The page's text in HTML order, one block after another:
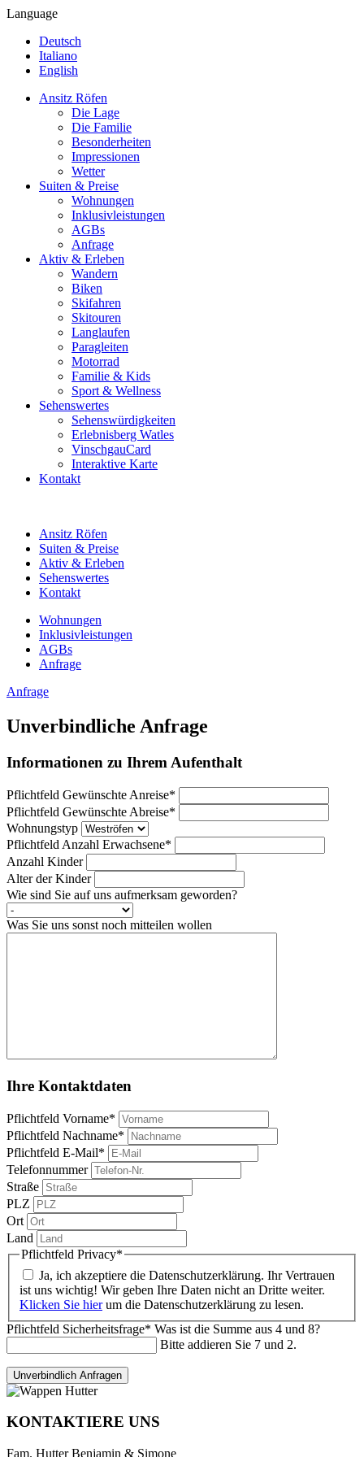
Language
Deutsch
Italiano
English
Ansitz Röfen
Die Lage
Die Familie
Besonderheiten
Impressionen
Wetter
Suiten & Preise
Wohnungen
Inklusivleistungen
AGBs
Anfrage
Aktiv & Erleben
Wandern
Biken
Skifahren
Skitouren
Langlaufen
Paragleiten
Motorrad
Familie & Kids
Sport & Wellness
Sehenswertes
Sehenswürdigkeiten
Erlebnisberg Watles
VinschgauCard
Interaktive Karte
Kontakt
Ansitz Röfen
Suiten & Preise
Aktiv & Erleben
Sehenswertes
Kontakt
Wohnungen
Inklusivleistungen
AGBs
Anfrage
Anfrage
Unverbindliche Anfrage
Informationen zu Ihrem Aufenthalt
Pflichtfeld Gewünschte Anreise*
Pflichtfeld Gewünschte Abreise*
Wohnungstyp
Pflichtfeld Anzahl Erwachsene*
Anzahl Kinder
Alter der Kinder
Wie sind Sie auf uns aufmerksam geworden?
Was Sie uns sonst noch mitteilen wollen
Ihre Kontaktdaten
Pflichtfeld Vorname*
Pflichtfeld Nachname*
Pflichtfeld E-Mail*
Telefonnummer
Straße
PLZ
Ort
Land
Pflichtfeld Privacy*
Ja, ich akzeptiere die Datenschutzerklärung. Ihr Vertrauen
ist uns wichtig! Wir geben Ihre Daten nicht an Dritte weiter.
Klicken Sie hierum die Datenschutzerklärung zu lesen.
Pflichtfeld Sicherheitsfrage* Was ist die Summe aus 4 und 8?
Bitte addieren Sie 7 und 2.
KONTAKTIERE UNS
Fam. Hutter Benjamin & Simone